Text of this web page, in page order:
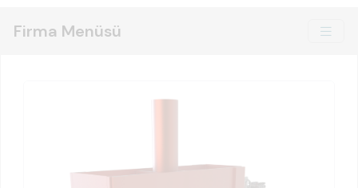
Firma Menüsü